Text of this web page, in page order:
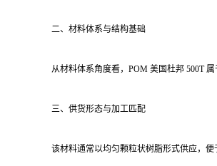
二、材料体系与结构基础
从材料体系角度看，POM 美国杜邦 500T
三、供货形态与加工匹配
该材料通常以均匀颗粒状树脂形式供应，